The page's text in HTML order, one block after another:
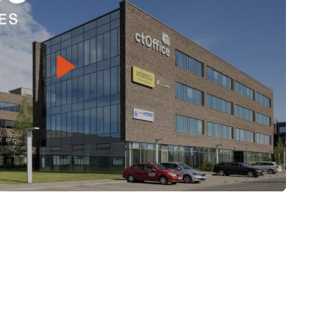
Mute Settings
Play